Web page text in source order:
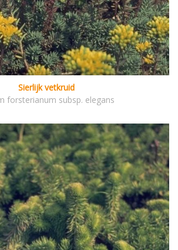
Sierlijk vetkruid
forsterianum subsp. elegans